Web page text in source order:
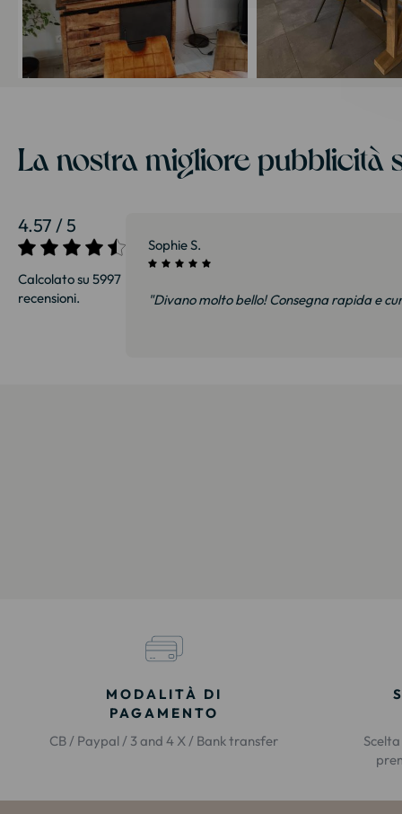
La nostra migliore pubblicità
4.57 / 5
Calcolato su 5997
recensioni.
27/07/2026
e soprattutto
Sophie S.
"Divano molto bello! Consegna rapida e
MODALITÀ DI
PAGAMENTO
CB / Paypal / 3 and 4 X / Bank transfer